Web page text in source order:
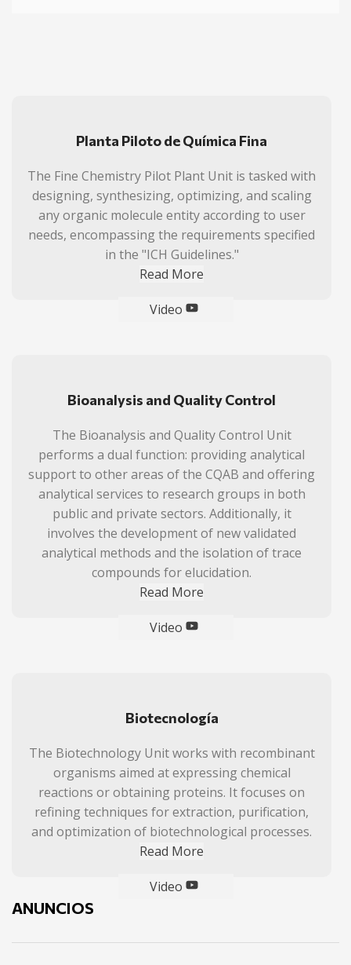
Planta Piloto de Química Fina
The Fine Chemistry Pilot Plant Unit is tasked with
designing, synthesizing, optimizing, and scaling
any organic molecule entity according to user
needs, encompassing the requirements specified
in the "ICH Guidelines."
Read More
Video
Bioanalysis and Quality Control
The Bioanalysis and Quality Control Unit
performs a dual function: providing analytical
support to other areas of the CQAB and offering
analytical services to research groups in both
public and private sectors. Additionally, it
involves the development of new validated
analytical methods and the isolation of trace
compounds for elucidation.
Read More
Video
Biotecnología
The Biotechnology Unit works with recombinant
organisms aimed at expressing chemical
reactions or obtaining proteins. It focuses on
refining techniques for extraction, purification,
and optimization of biotechnological processes.
Read More
Video
ANUNCIOS